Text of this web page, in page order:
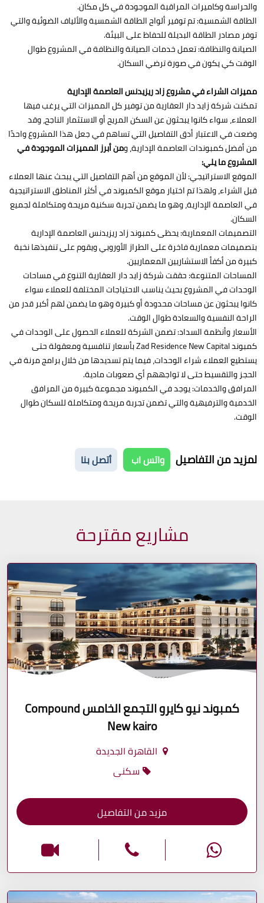
والحراسة وكاميرات المراقبة الموجودة في كل مكان.
الطاقة الشمسية: تم توفير ألواح الطاقة الشمسية والألياف الضوئية والتي
توفر مصادر الطاقة البديلة للحفاظ على البيئة.
الصيانة والنظافة: تعمل خدمات الصيانة والنظافة في المشروع طوال
الوقت كي يكون في صورة ترضي السكان.
مميزات الشراء في مشروع زاد ريزيدنس العاصمة الإدارية
تمكنت شركة زايد دار العقارية من توفير كل المميزات التي يرغب فيها
العملاء، سواء كانوا يبحثون عن السكن المريح أو الاستثمار الناجح، وقد
وضعت في الاعتبار أدق التفاصيل التي تساهم في جعل هذا المشروع واحدًا
من أفضل كمبوندات العاصمة الإدارية، ومن أبرز المميزات الموجودة في
المشروع ما يلي:
الموقع الاستراتيجي: لأن الموقع من أهم التفاصيل التي يبحث عنها العملاء
قبل الشراء، ولهذا تم اختيار موقع الكمبوند في أكثر المناطق الاستراتيجية
في العاصمة الإدارية، وهو ما يضمن تجربة سكنية مريحة ومتكاملة لجميع
السكان.
التصميمات المعمارية: يحظى كمبوند زاد ريزيدنس العاصمة الإدارية
بتصميمات معمارية فاخرة على الطراز الأوروبي ويقوم على تنفيذها نخبة
كبيرة من أكفأ الاستشاريين المعماريين.
المساحات المتنوعة: حققت شركة زايد دار العقارية التنوع في مساحات
الوحدات في المشروع بحيث يناسب الاحتياجات المختلفة للعملاء سواء
كانوا يبحثون عن مساحات محدودة أو كبيرة وهو ما يضمن لهم أكبر قدر من
الراحة النفسية والسعادة طوال الوقت.
الأسعار وأنظمة السداد: تضمن الشركة للعملاء الحصول على الوحدات في
كمبوند Zad Residence New Capital بأسعار تنافسية ومعقولة حتى
يستطيع العملاء شراء الوحدات، فيما يتم تسديدها من خلال برامج مرنة في
الحجز والتقسيط حتى لا تواجههم أي صعوبات مادية.
المرافق والخدمات: يوجد في الكمبوند مجموعة كبيرة من المرافق
الخدمية والترفيهية والتي تضمن تجربة مريحة ومتكاملة للسكان طوال
الوقت.
لمزيد من التفاصيل واتس اب أتصل بنا
مشاريع مقترحة
كمبوند نيو كايرو التجمع الخامس Compound
New kairo
القاهرة الجديدة
سكنى
مزيد من التفاصيل